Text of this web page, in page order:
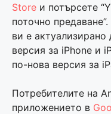
Store и потърсете
поточно
ви е
версия за iPhone и
по-нова версия за
Потребителите на
приложението в